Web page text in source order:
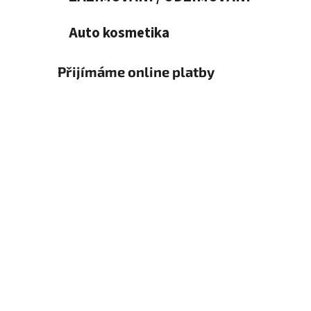
Auto kosmetika
Přijímáme online platby